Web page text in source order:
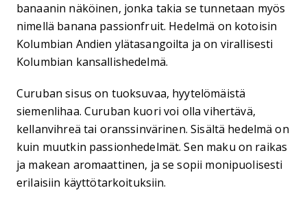
banaanin näköinen, jonka takia se tunnetaan myös
nimellä banana passionfruit. Hedelmä on kotoisin
Kolumbian Andien ylätasangoilta ja on virallisesti
Kolumbian kansallishedelmä.
Curuban sisus on tuoksuvaa, hyytelömäistä
siemenlihaa. Curuban kuori voi olla vihertävä,
kellanvihreä tai oranssinvärinen. Sisältä hedelmä on
kuin muutkin passionhedelmät. Sen maku on raikas
ja makean aromaattinen, ja se sopii monipuolisesti
erilaisiin käyttötarkoituksiin.